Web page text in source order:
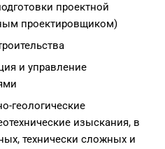
проектной
проектировщиком)
и управление
геологические
изыскания, в
технически сложных и